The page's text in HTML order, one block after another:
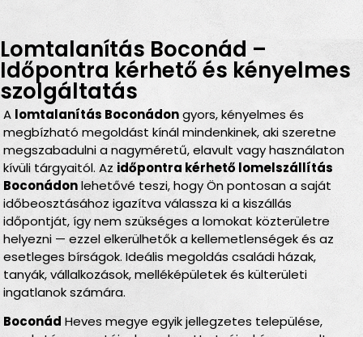
Lomtalanítás Boconád –
Időpontra kérhető és kényelmes
szolgáltatás
A lomtalanítás Boconádongyors, kényelmes és
megbízható megoldást kínál mindenkinek, aki szeretne
megszabadulni a nagyméretű, elavult vagy használaton
kívüli tárgyaitól. Az időpontra kérhető lomelszállítás
Boconádonlehetővé teszi, hogy Ön pontosan a saját
időbeosztásához igazítva válassza ki a kiszállás
időpontját, így nem szükséges a lomokat közterületre
helyezni — ezzel elkerülhetők a kellemetlenségek és az
esetleges bírságok. Ideális megoldás családi házak,
tanyák, vállalkozások, melléképületek és külterületi
ingatlanok számára.
Boconád Heves megye egyik jellegzetes települése,